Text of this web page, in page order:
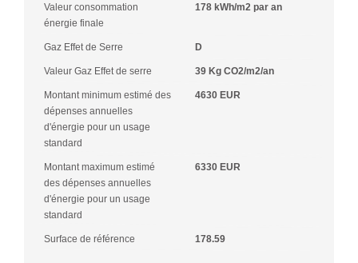
Valeur consommation
énergie finale
178 kWh/m2 par an
Gaz Effet de Serre D
Valeur Gaz Effet de serre 39 Kg CO2/m2/an
Montant minimum estimé des
dépenses annuelles
d'énergie pour un usage
standard
4630 EUR
Montant maximum estimé
des dépenses annuelles
d'énergie pour un usage
standard
6330 EUR
Surface de référence 178.59